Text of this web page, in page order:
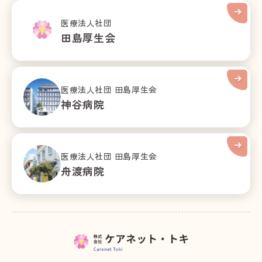
医療法人社団
田島厚生会
医療法人社団 田島厚生会
神谷病院
医療法人社団 田島厚生会
舟渡病院